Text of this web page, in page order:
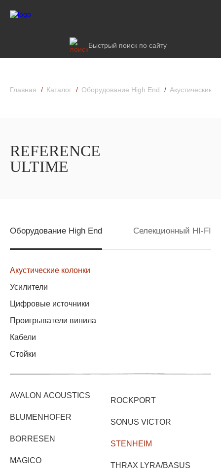
Быстрый поиск по сайту
Главная Каталог Оборудование High End Акустические
REFERENCE
ULTIME
Оборудование High End Селекционный HI-FI
Акустические колонки
Усилители
Цифровые источники
Проигрыватели винила
Кабели
Стойки
AVALON ACOUSTICS
BLUMENHOFER
BORRESEN
MAGICO
ROCKPORT
SONUS VICTOR
STENHEIM
THRAX LYRA/BASUS